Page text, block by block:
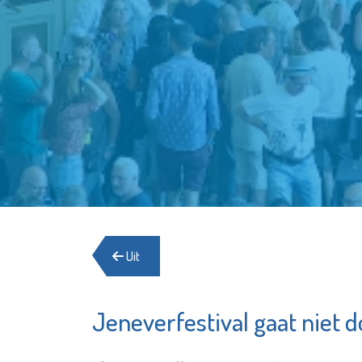
Uit
Jeneverfestival gaat niet